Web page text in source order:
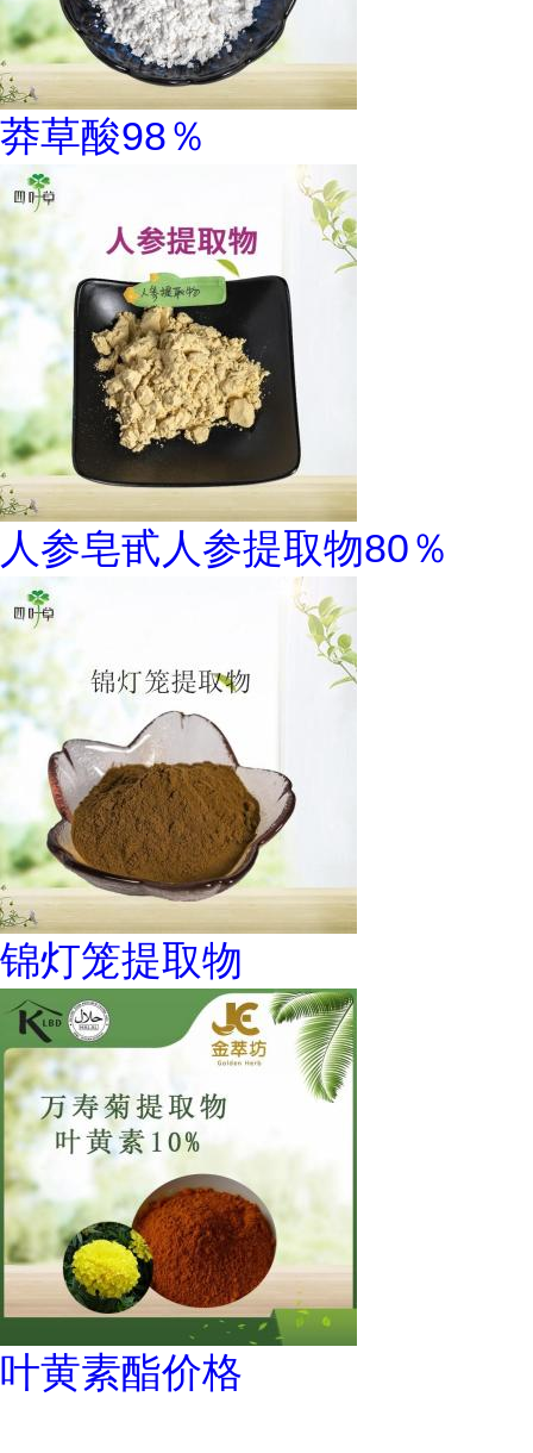
莽草酸98％
人参皂甙人参提取物80％
锦灯笼提取物
叶黄素酯价格